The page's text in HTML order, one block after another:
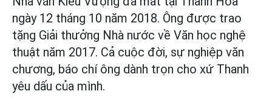
ngày 12 tháng 10 năm 2018. Ông được trao
tặng Giải thưởng Nhà nước về Văn học nghệ
thuật năm 2017. Cả cuộc đời, sự nghiệp văn
chương, báo chí ông dành trọn cho xứ Thanh
yêu dấu của mình.